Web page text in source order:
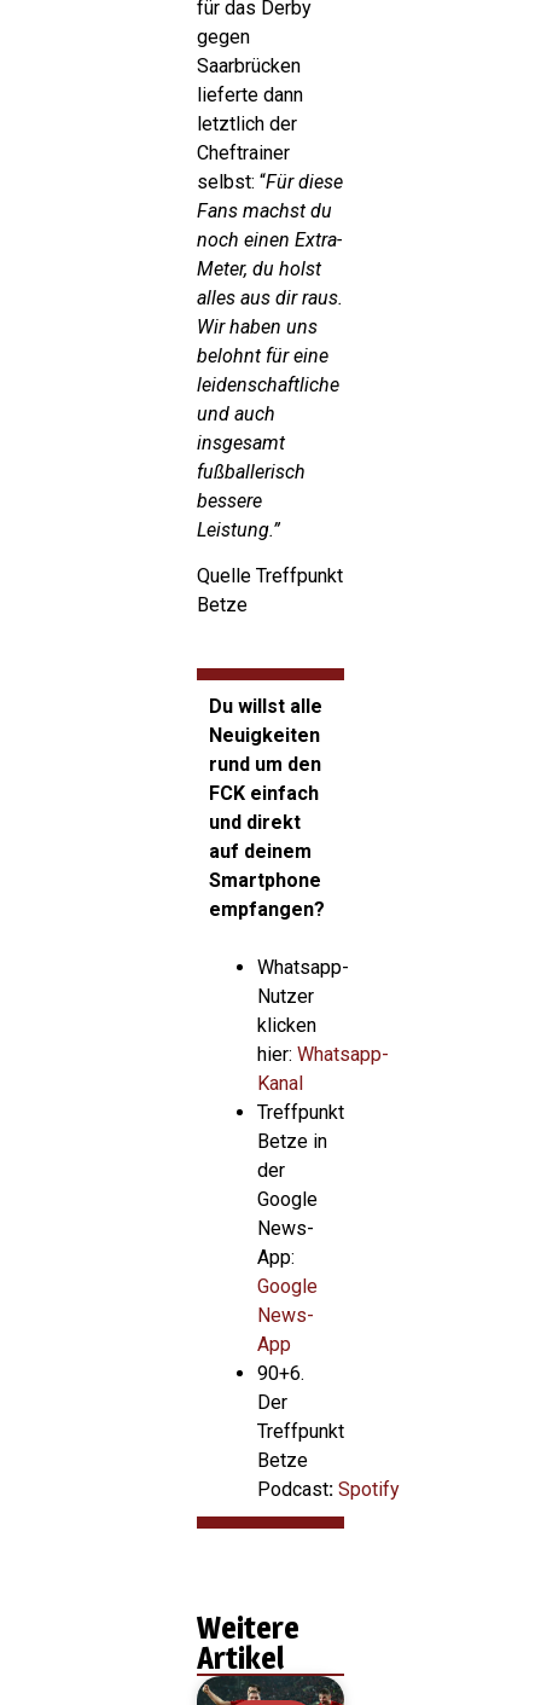
für das Derby
gegen
Saarbrücken
lieferte dann
letztlich der
Cheftrainer
selbst: “Für diese
Fans machst du
noch einen Extra-
Meter, du holst
alles aus dir raus.
Wir haben uns
belohnt für eine
leidenschaftliche
und auch
insgesamt
fußballerisch
bessere
Leistung.”
Quelle Treffpunkt
Betze
Du willst alle
Neuigkeiten
rund um den
FCK einfach
und direkt
auf deinem
Smartphone
empfangen?
Whatsapp-
Nutzer
klicken
hier: Whatsapp-
Kanal
Treffpunkt
Betze in
der
Google
News-
App:
Google
News-
App
90+6.
Der
Treffpunkt
Betze
Podcast: Spotify
Weitere
Artikel